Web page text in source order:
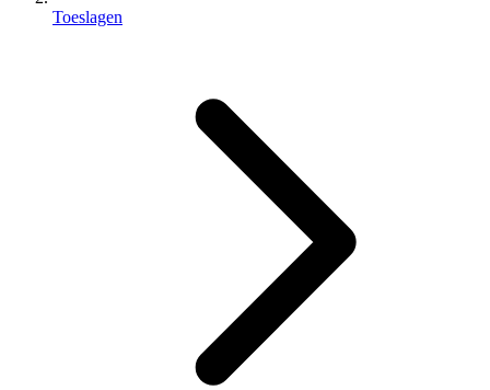
Toeslagen